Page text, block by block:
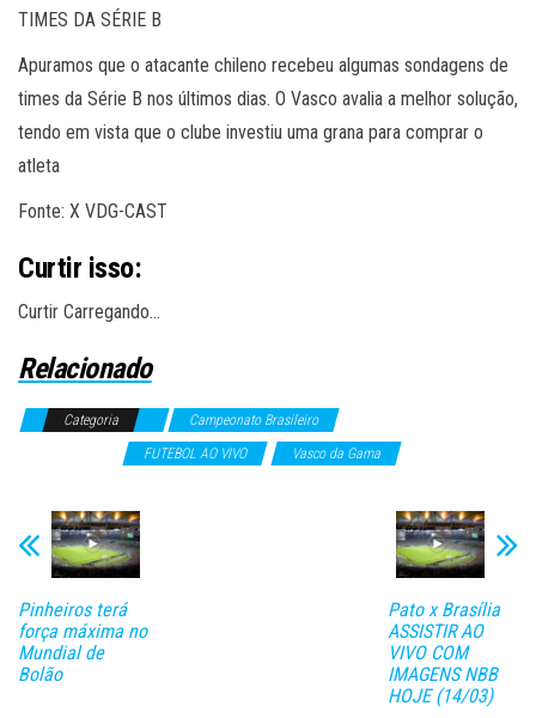
TIMES DA SÉRIE B
Apuramos que o atacante chileno recebeu algumas sondagens de
times da Série B nos últimos dias. O Vasco avalia a melhor solução,
tendo em vista que o clube investiu uma grana para comprar o
atleta
Fonte: X VDG-CAST
Curtir isso:
Curtir Carregando…
Relacionado
Categoria Campeonato Brasileiro
FUTEBOL AO VIVO Vasco da Gama
Pinheiros terá
força máxima no
Mundial de
Bolão
Pato x Brasília
ASSISTIR AO
VIVO COM
IMAGENS NBB
HOJE (14/03)